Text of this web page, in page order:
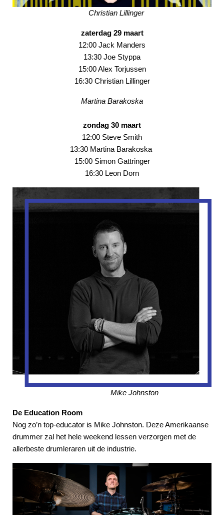
Christian Lillinger
zaterdag 29 maart
12:00 Jack Manders
13:30 Joe Styppa
15:00 Alex Torjussen
16:30 Christian Lillinger
Martina Barakoska
zondag 30 maart
12:00 Steve Smith
13:30 Martina Barakoska
15:00 Simon Gattringer
16:30 Leon Dorn
Mike Johnston
De Education Room
Nog zo’n top-educator is Mike Johnston. Deze Amerikaanse
drummer zal het hele weekend lessen verzorgen met de
allerbeste drumleraren uit de industrie.